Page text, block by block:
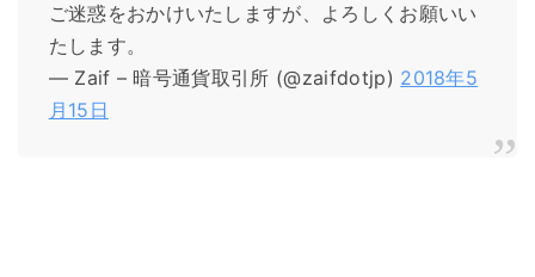
ご迷惑をおかけいたしますが、よろしくお願いい
たします。
— Zaif – 暗号通貨取引所 (@zaifdotjp) 2018年5
月15日